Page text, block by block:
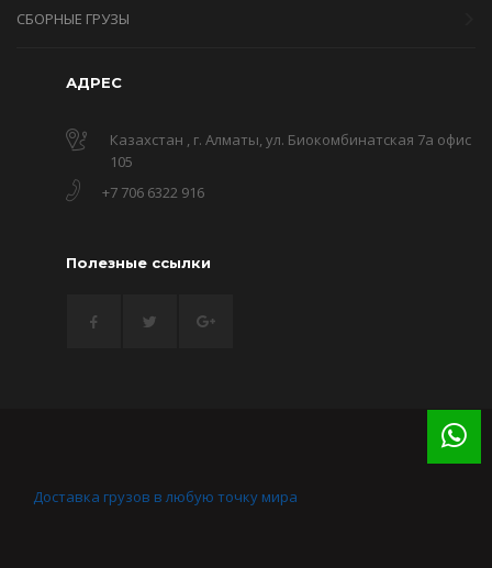
СБОРНЫЕ ГРУЗЫ
АДРЕС
Казахстан , г. Алматы, ул. Биокомбинатская 7а офис
105
+7 706 6322 916
Полезные ссылки
Доставка грузов в любую точку мира